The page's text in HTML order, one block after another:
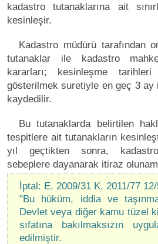
kadastro tutanaklarına ait
kesinleşir.
Kadastro müdürü tarafından
tutanaklar ile kadastro
kararları; kesinleşme
gösterilmek suretiyle en geç 3 ay
kaydedilir.
Bu tutanaklarda belirtilen
tespitlere ait tutanakların
yıl geçtikten sonra,
sebeplere dayanarak itiraz
İptal: E. 2009/31 K. 2011/77
"Bu hüküm, iddia ve
Devlet veya diğer kamu tüzel
sıfatına bakılmaksızın
edilmiştir.